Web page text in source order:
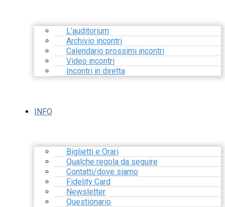
L’auditorium
Archivio incontri
Calendario prossimi incontri
Video incontri
Incontri in diretta
INFO
Biglietti e Orari
Qualche regola da seguire
Contatti/dove siamo
Fidelity Card
Newsletter
Questionario